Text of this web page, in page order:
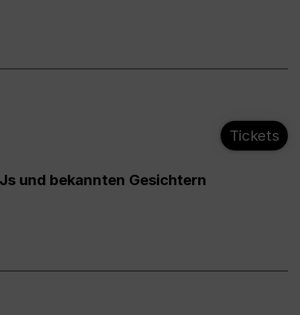
und bekannten Gesichtern
Tickets